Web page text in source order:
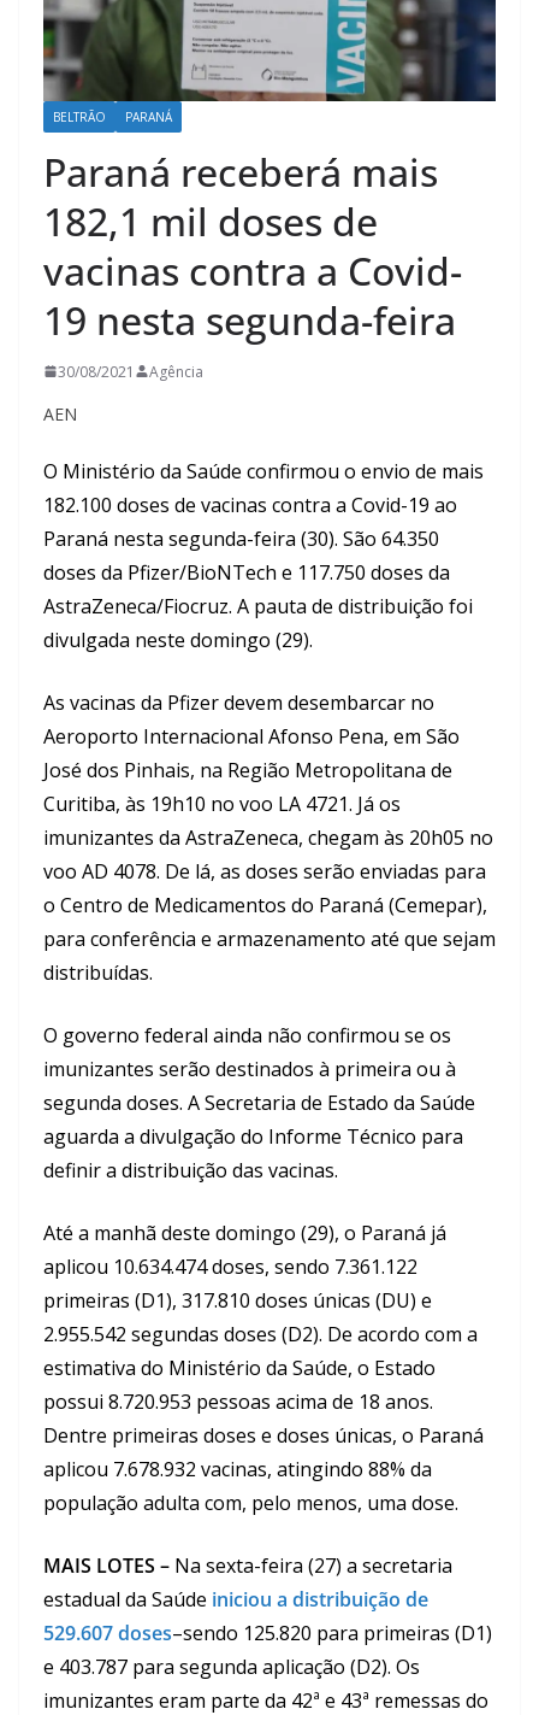
BELTRÃO PARANÁ
Paraná receberá mais
182,1 mil doses de
vacinas contra a Covid-
19 nesta segunda-feira
30/08/2021 Agência
AEN
O Ministério da Saúde confirmou o envio de mais
182.100 doses de vacinas contra a Covid-19 ao
Paraná nesta segunda-feira (30). São 64.350
doses da Pfizer/BioNTech e 117.750 doses da
AstraZeneca/Fiocruz. A pauta de distribuição foi
divulgada neste domingo (29).
As vacinas da Pfizer devem desembarcar no
Aeroporto Internacional Afonso Pena, em São
José dos Pinhais, na Região Metropolitana de
Curitiba, às 19h10 no voo LA 4721. Já os
imunizantes da AstraZeneca, chegam às 20h05 no
voo AD 4078. De lá, as doses serão enviadas para
o Centro de Medicamentos do Paraná (Cemepar),
para conferência e armazenamento até que sejam
distribuídas.
O governo federal ainda não confirmou se os
imunizantes serão destinados à primeira ou à
segunda doses. A Secretaria de Estado da Saúde
aguarda a divulgação do Informe Técnico para
definir a distribuição das vacinas.
Até a manhã deste domingo (29), o Paraná já
aplicou 10.634.474 doses, sendo 7.361.122
primeiras (D1), 317.810 doses únicas (DU) e
2.955.542 segundas doses (D2). De acordo com a
estimativa do Ministério da Saúde, o Estado
possui 8.720.953 pessoas acima de 18 anos.
Dentre primeiras doses e doses únicas, o Paraná
aplicou 7.678.932 vacinas, atingindo 88% da
população adulta com, pelo menos, uma dose.
MAIS LOTES – Na sexta-feira (27) a secretaria
estadual da Saúde iniciou a distribuição de
529.607 doses–sendo 125.820 para primeiras (D1)
e 403.787 para segunda aplicação (D2). Os
imunizantes eram parte da 42ª e 43ª remessas do